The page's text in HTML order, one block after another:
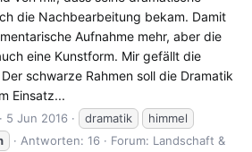
die Nachbearbeitung bekam. Damit
Aufnahme mehr, aber die
eine Kunstform. Mir gefällt die
schwarze Rahmen soll die Dramatik
Einsatz...
5 Jun 2016 dramatik
himmel
Antworten: 16 Forum: Landschaft &